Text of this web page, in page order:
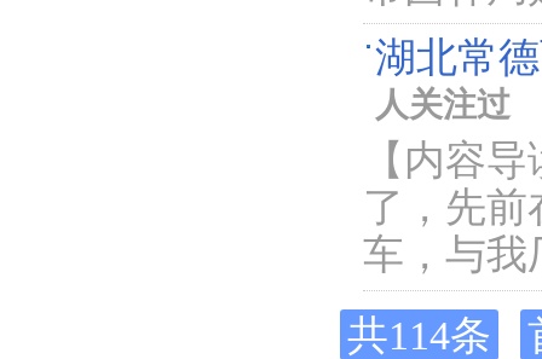
湖北常
人关注过
【内容
了，先
车，与我
共114条